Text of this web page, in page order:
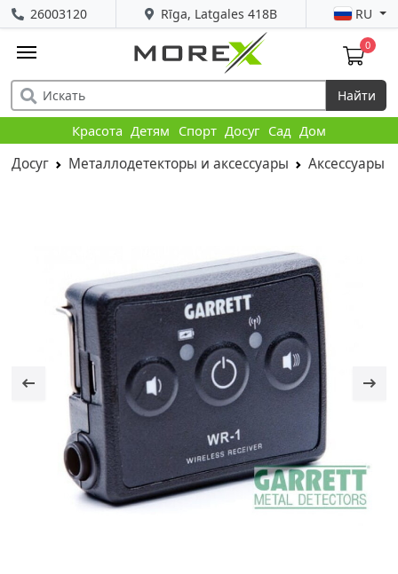
Rīga, Latgales 418B
26003120 RU
0
Найти
Красота Детям Спорт Досуг Сад Дом
Досуг Металлодетекторы и аксессуары Аксессуары